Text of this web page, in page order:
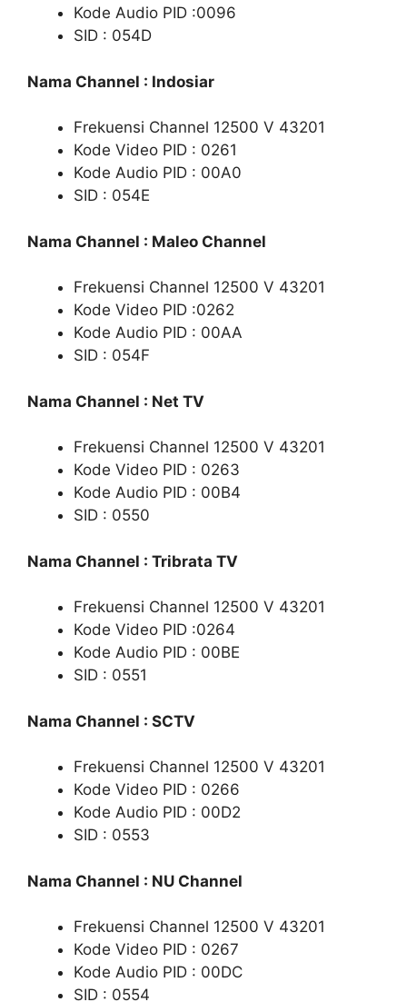
Kode Audio PID :0096
SID : 054D
Nama Channel : Indosiar
Frekuensi Channel 12500 V 43201
Kode Video PID : 0261
Kode Audio PID : 00A0
SID : 054E
Nama Channel : Maleo Channel
Frekuensi Channel 12500 V 43201
Kode Video PID :0262
Kode Audio PID : 00AA
SID : 054F
Nama Channel : Net TV
Frekuensi Channel 12500 V 43201
Kode Video PID : 0263
Kode Audio PID : 00B4
SID : 0550
Nama Channel : Tribrata TV
Frekuensi Channel 12500 V 43201
Kode Video PID :0264
Kode Audio PID : 00BE
SID : 0551
Nama Channel : SCTV
Frekuensi Channel 12500 V 43201
Kode Video PID : 0266
Kode Audio PID : 00D2
SID : 0553
Nama Channel : NU Channel
Frekuensi Channel 12500 V 43201
Kode Video PID : 0267
Kode Audio PID : 00DC
SID : 0554